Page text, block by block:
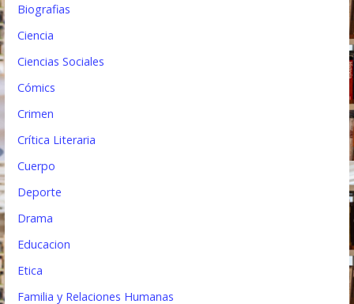
Biografias
Ciencia
Ciencias Sociales
Cómics
Crimen
Crítica Literaria
Cuerpo
Deporte
Drama
Educacion
Etica
Familia y Relaciones Humanas